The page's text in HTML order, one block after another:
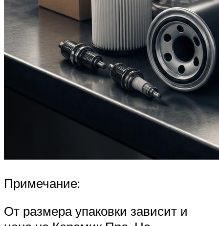
Примечание:
От размера упаковки зависит и